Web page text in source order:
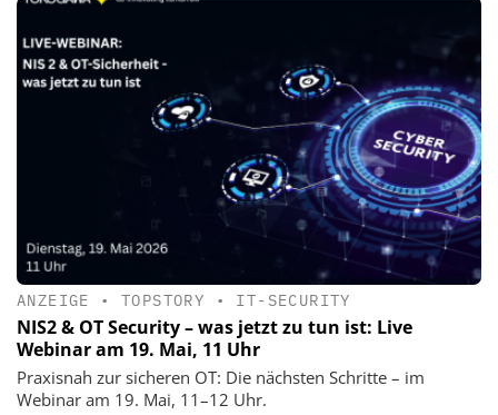
ANZEIGE •TOPSTORY • IT-SECURITY
NIS2 & OT Security – was jetzt zu tun ist: Live
Webinar am 19. Mai, 11 Uhr
Praxisnah zur sicheren OT: Die nächsten Schritte – im
Webinar am 19. Mai, 11–12 Uhr.